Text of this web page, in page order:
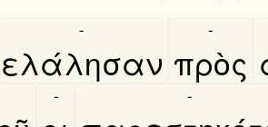
ελάλησαν
-
πρὸς
-
- -